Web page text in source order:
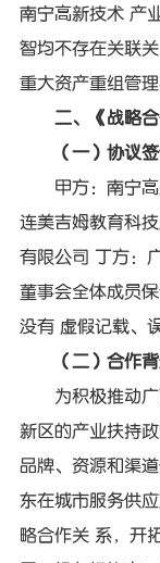
南宁高新技术 产
智均不存在关联
重大资产重组管
二、《战略
（一）协议
甲方：南宁
连美吉姆教育科
有限公司 丁方：
董事会全体成员
没有 虚假记载、
（二）合作
为积极推动
新区的产业扶持
品牌、资源和渠
东在城市服务供
略合作关 系，开